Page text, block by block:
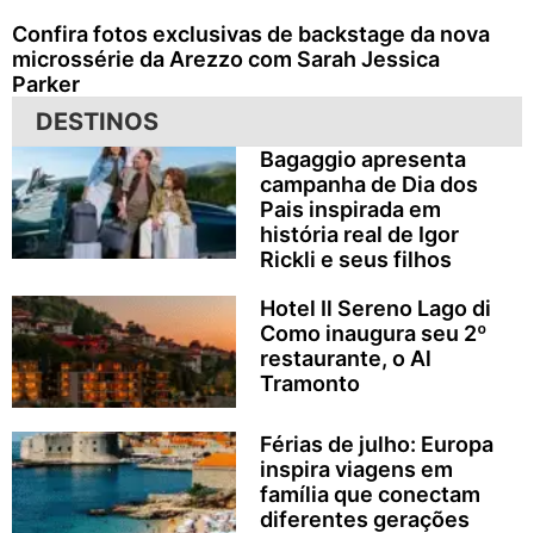
Confira fotos exclusivas de backstage da nova
microssérie da Arezzo com Sarah Jessica
Parker
DESTINOS
Bagaggio apresenta
campanha de Dia dos
Pais inspirada em
história real de Igor
Rickli e seus filhos
Hotel Il Sereno Lago di
Como inaugura seu 2º
restaurante, o Al
Tramonto
Férias de julho: Europa
inspira viagens em
família que conectam
diferentes gerações